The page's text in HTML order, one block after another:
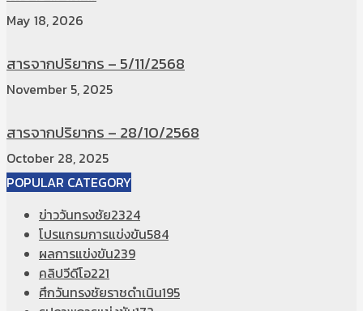
May 18, 2026
สารจากปริยากร – 5/11/2568
November 5, 2025
สารจากปริยากร – 28/10/2568
October 28, 2025
POPULAR CATEGORY
ข่าววันทรงชัย2324
โปรแกรมการแข่งขัน584
ผลการแข่งขัน239
คลิปวีดีโอ221
ศึกวันทรงชัยราชดำเนิน195